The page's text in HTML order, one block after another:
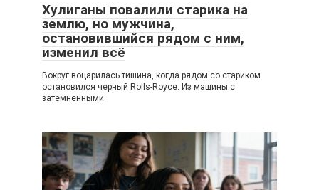
Хулиганы повалили старика на
землю, но мужчина,
остановившийся рядом с ним,
изменил всё
Вокруг воцарилась тишина, когда рядом со стариком
остановился черный Rolls-Royce. Из машины с
затемненными